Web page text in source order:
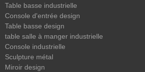
Table basse industrielle
Console d'entrée design
Table basse design
table salle à manger industrielle
Console industrielle
Sculpture métal
Miroir design